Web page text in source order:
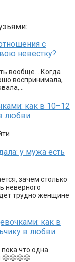
с
невестку?
вообще… Когда
воспринимала,
как в 10–12
любви
у мужа есть
зачем столько
неверного
трудно женщине
как в
в любви
пока что одна
😬😬😬😬